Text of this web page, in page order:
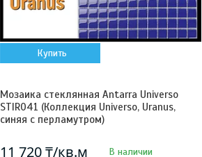
Купить
Мозаика стеклянная Antarra Universo
STIR041 (Коллекция Universo, Uranus,
синяя с перламутром)
11 720 ₸/кв.м В наличии